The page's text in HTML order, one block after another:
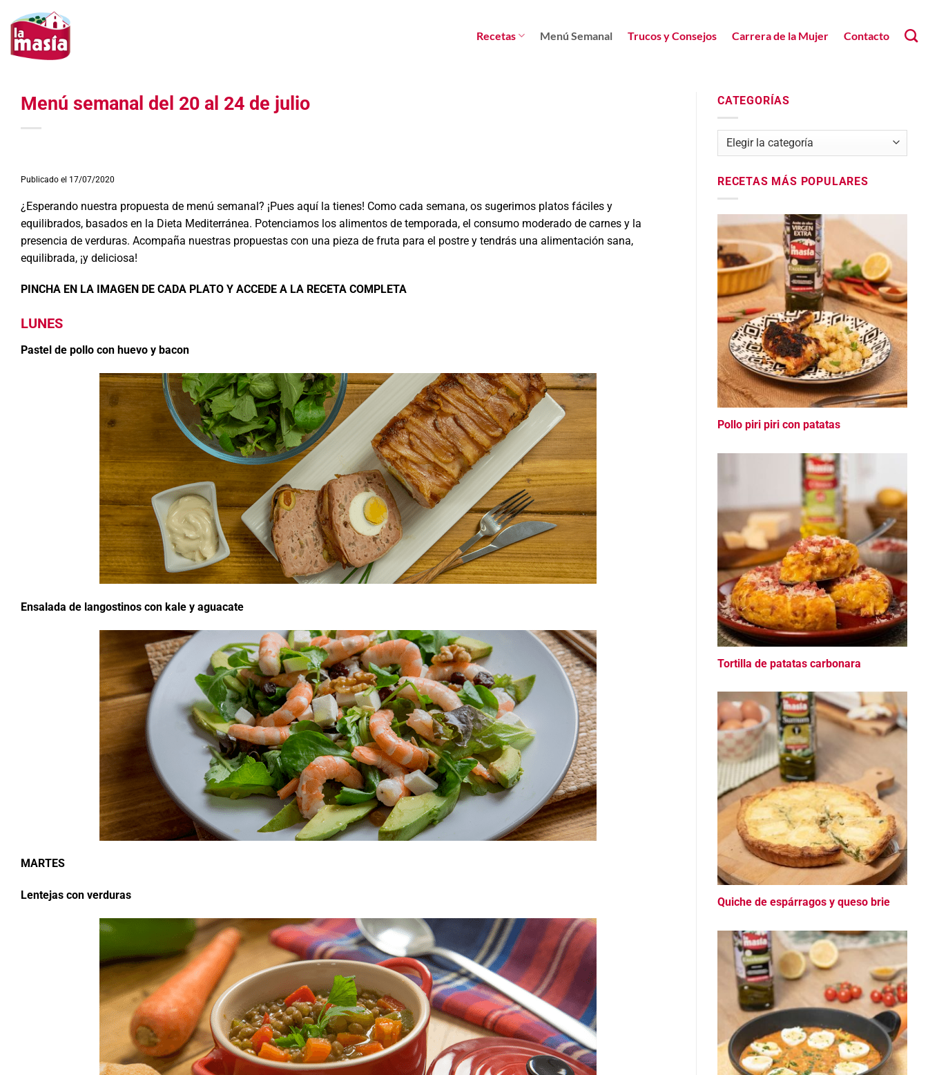
contenido
Recetas Menú Semanal Trucos y Consejos Carrera de la Mujer Contacto
Menú semanal del 20 al 24 de julio
Publicado el 17/07/2020
¿Esperando nuestra propuesta de menú semanal? ¡Pues aquí la tienes! Como cada semana, os sugerimos platos fáciles y
equilibrados, basados en la Dieta Mediterránea. Potenciamos los alimentos de temporada, el consumo moderado de carnes y la
presencia de verduras. Acompaña nuestras propuestas con una pieza de fruta para el postre y tendrás una alimentación sana,
equilibrada, ¡y deliciosa!
PINCHA EN LA IMAGEN DE CADA PLATO Y ACCEDE A LA RECETA COMPLETA
LUNES
Pastel de pollo con huevo y bacon
Ensalada de langostinos con kale y aguacate
MARTES
Lentejas con verduras
CATEGORÍAS
Categorías
RECETAS MÁS POPULARES
Pollo piri piri con patatas
Tortilla de patatas carbonara
Quiche de espárragos y queso brie